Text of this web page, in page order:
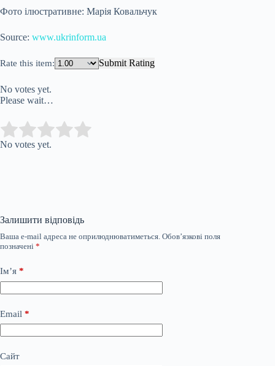
Фото ілюстративне: Марія Ковальчук
Source: www.ukrinform.ua
Rate this item: Submit Rating
No votes yet.
Please wait…
Rate this item:
No votes yet.
Залишити відповідь
Ваша e-mail адреса не оприлюднюватиметься. Обов’язкові поля
позначені *
Ім’я *
Email *
Сайт